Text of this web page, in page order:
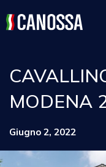
MODENA
Giugno 2, 2022